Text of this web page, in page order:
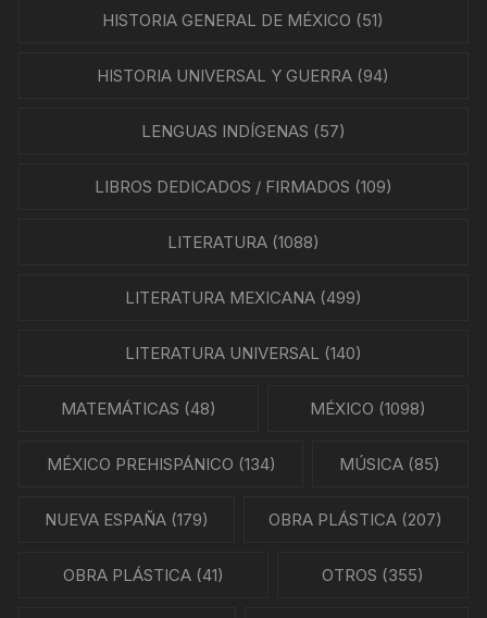
HISTORIA GENERAL DE MÉXICO (51)
HISTORIA UNIVERSAL Y GUERRA (94)
LENGUAS INDÍGENAS (57)
LIBROS DEDICADOS / FIRMADOS (109)
LITERATURA(1088)
LITERATURA MEXICANA(499)
LITERATURA UNIVERSAL (140)
MATEMÁTICAS (48) MÉXICO (1098)
MÉXICO PREHISPÁNICO (134) MÚSICA (85)
NUEVA ESPAÑA(179) OBRA PLÁSTICA (207)
OBRA PLÁSTICA (41) OTROS (355)